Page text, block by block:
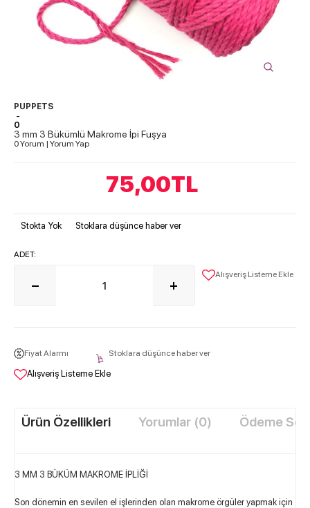
PUPPETS
-
0
3 mm 3 Bükümlü Makrome İpi Fuşya
0 Yorum | Yorum Yap
75,00TL
Stokta Yok Stoklara düşünce haber ver
ADET:
Alışveriş Listeme Ekle
Fiyat Alarmı Stoklara düşünce haber ver
Alışveriş Listeme Ekle
Ürün Özellikleri Yorumlar (0) Ödeme
3 MM 3 BÜKÜM MAKROME İPLİĞİ
Son dönemin en sevilen el işlerinden olan makrome örgüler yapmak için